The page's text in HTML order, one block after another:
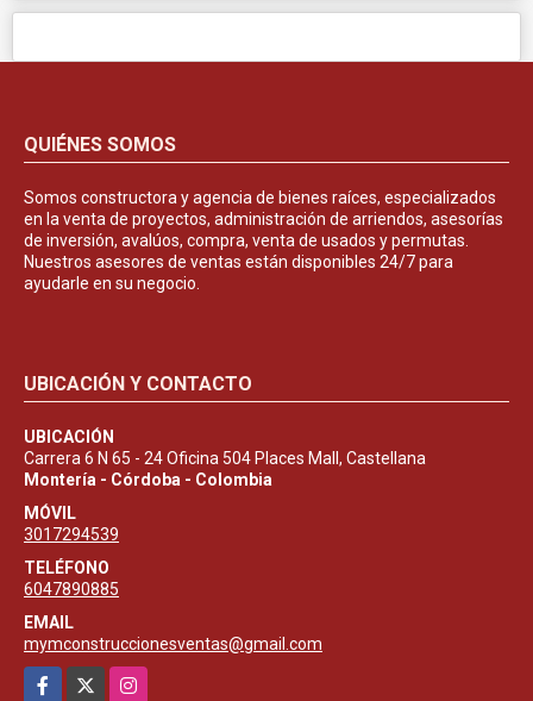
QUIÉNES SOMOS
Somos constructora y agencia de bienes raíces, especializados
en la venta de proyectos, administración de arriendos, asesorías
de inversión, avalúos, compra, venta de usados y permutas.
Nuestros asesores de ventas están disponibles 24/7 para
ayudarle en su negocio.
UBICACIÓN Y CONTACTO
UBICACIÓN
Carrera 6 N 65 - 24 Oficina 504 Places Mall, Castellana
Montería - Córdoba - Colombia
MÓVIL
3017294539
TELÉFONO
6047890885
EMAIL
mymconstruccionesventas@gmail.com
Facebook
Instagram